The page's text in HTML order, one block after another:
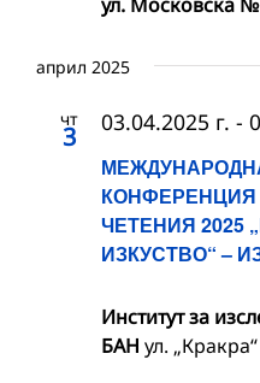
април 2025
чт
3
КОНФЕРЕНЦИЯ
ЧЕТЕНИЯ 2025
ИЗКУСТВО“ –
03.04.2025 г. -
Институт за
БАН ул.